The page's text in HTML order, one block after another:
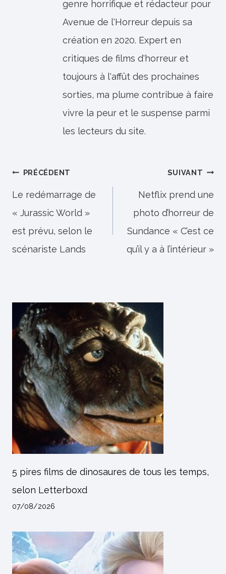
genre horrifique et rédacteur pour
Avenue de l'Horreur depuis sa
création en 2020. Expert en
critiques de films d'horreur et
toujours à l'affût des prochaines
sorties, ma plume contribue à faire
vivre la peur et le suspense parmi
les lecteurs du site.
Navigation
de
l’article
PRÉCÉDENT
Le redémarrage de
« Jurassic World »
est prévu, selon le
scénariste Lands
SUIVANT
Netflix prend une
photo d’horreur de
Sundance « C’est ce
qu’il y a à l’intérieur »
5 pires films de dinosaures de tous les temps,
selon Letterboxd
07/08/2026